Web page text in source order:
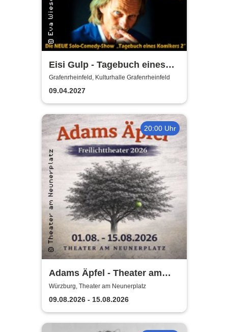
Eisi Gulp - Tagebuch eines
Komikers 2 (neues
Programm)
Grafenrheinfeld, Kulturhalle Grafenrheinfeld
09.04.2027
20:00 Uhr
Adams Äpfel - Theater am
Neunerplatz Würzburg
Würzburg, Theater am Neunerplatz
09.08.2026 - 15.08.2026